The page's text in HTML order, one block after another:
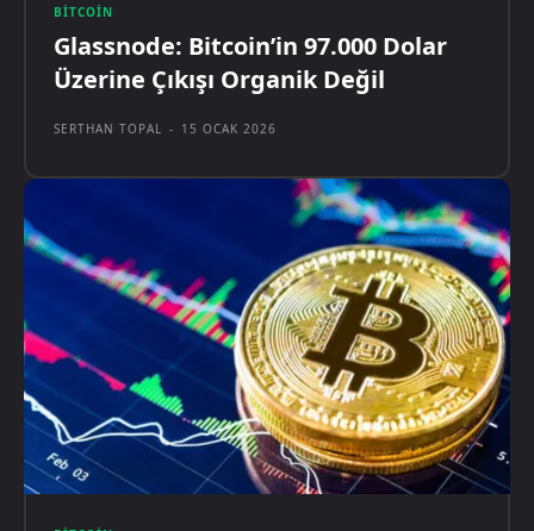
BITCOIN
Glassnode: Bitcoin’in 97.000 Dolar
Üzerine Çıkışı Organik Değil
SERTHAN TOPAL - 15 OCAK 2026